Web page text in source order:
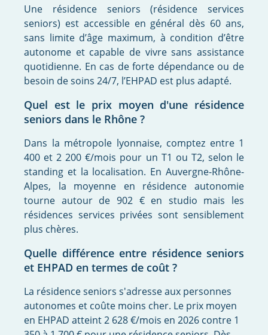
Une résidence seniors (résidence services
seniors) est accessible en général dès 60 ans,
sans limite d’âge maximum, à condition d’être
autonome et capable de vivre sans assistance
quotidienne. En cas de forte dépendance ou de
besoin de soins 24/7, l’EHPAD est plus adapté.
Quel est le prix moyen d'une résidence
seniors dans le Rhône ?
Dans la métropole lyonnaise, comptez entre 1
400 et 2 200 €/mois pour un T1 ou T2, selon le
standing et la localisation. En Auvergne-Rhône-
Alpes, la moyenne en résidence autonomie
tourne autour de 902 € en studio mais les
résidences services privées sont sensiblement
plus chères.
Quelle différence entre résidence seniors
et EHPAD en termes de coût ?
La résidence seniors s'adresse aux personnes
autonomes et coûte moins cher. Le prix moyen
en EHPAD atteint 2 628 €/mois en 2026 contre 1